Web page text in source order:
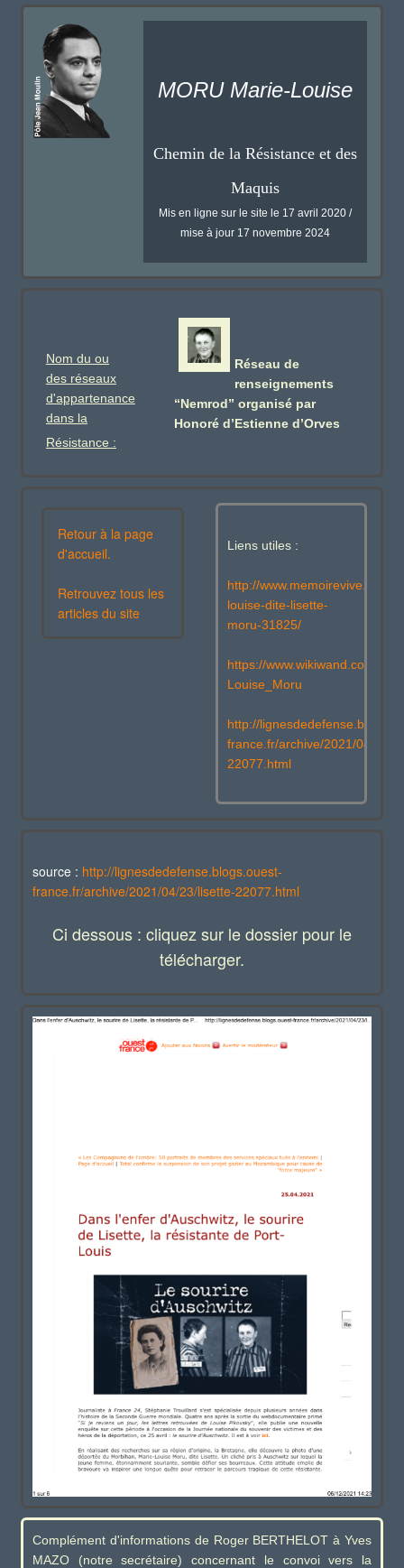
MORU Marie-Louise
Chemin de la Résistance et des
Maquis
Mis en ligne sur le site le 17 avril 2020 /
mise à jour 17 novembre 2024
Nom du ou
des réseaux
d'appartenance
dans la
Résistance :
Réseau de
renseignements
“Nemrod” organisé par
Honoré d’Estienne d’Orves
Retour à la page
d'accueil.
Retrouvez tous les
articles du site
Liens utiles :
http://www.memoirevive.org/
louise-dite-lisette-
moru-31825/
https://www.wikiwand.com/fr/
Louise_Moru
http://
france.fr/archive/2021/04/23/
22077.html
source : http://lignesdedefense.blogs.ouest-
france.fr/archive/2021/04/23/lisette-22077.html
Ci dessous : cliquez sur le dossier pour le
télécharger.
Complément d'informations de Roger BERTHELOT à Yves
MAZO (notre secrétaire) concernant le convoi vers la